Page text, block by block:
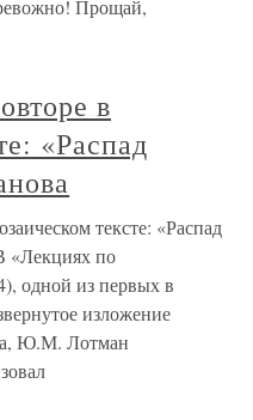
Прощай,
в
«Распад
тексте: «Распад
«Лекциях по
одной из первых в
изложение
Ю.М. Лотман